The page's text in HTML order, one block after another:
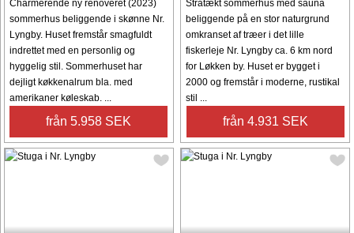
Charmerende ny renoveret (2023)
sommerhus beliggende i skønne Nr.
Lyngby. Huset fremstår smagfuldt
indrettet med en personlig og
hyggelig stil. Sommerhuset har
dejligt køkkenalrum bla. med
amerikaner køleskab. ...
från 5.958 SEK
Stråtækt sommerhus med sauna
beliggende på en stor naturgrund
omkranset af træer i det lille
fiskerleje Nr. Lyngby ca. 6 km nord
for Løkken by. Huset er bygget i
2000 og fremstår i moderne, rustikal
stil ...
från 4.931 SEK